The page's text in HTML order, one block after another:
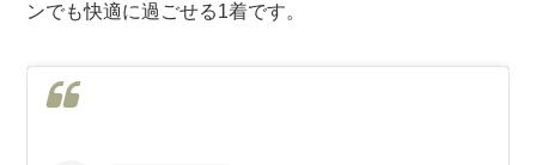
ンでも快適に過ごせる1着です。